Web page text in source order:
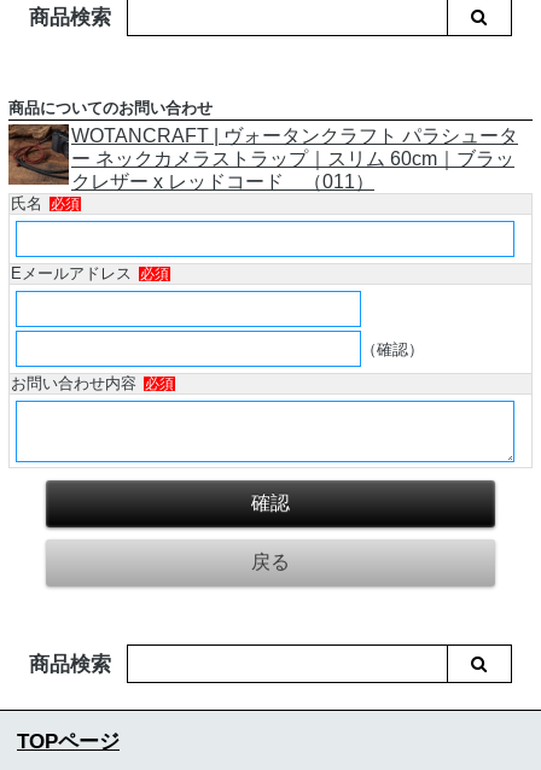
商品検索
商品についてのお問い合わせ
WOTANCRAFT | ヴォータンクラフト パラシュータ
ー ネックカメラストラップ｜スリム 60cm｜ブラッ
クレザー x レッドコード （011）
氏名 必須
Eメールアドレス 必須
（確認）
お問い合わせ内容
必須
商品検索
TOPページ